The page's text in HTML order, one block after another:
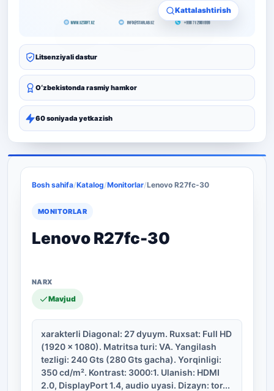
Kattalashtirish
Litsenziyali dastur
Oʻzbekistonda rasmiy hamkor
60 soniyada yetkazish
Bosh sahifa/Katalog/Monitorlar/Lenovo R27fc-30
MONITORLAR
Lenovo R27fc-30
Mavjud
xarakterli Diagonal: 27 dyuym. Ruxsat: Full HD
(1920 x 1080). Matritsa turi: VA. Yangilash
tezligi: 240 Gts (280 Gts gacha). Yorqinligi:
350 cd/m². Kontrast: 3000:1. Ulanish: HDMI
2.0, DisplayPort 1.4, audio uyasi. Dizayn: tor...